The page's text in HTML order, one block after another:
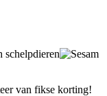
van fikse korting!